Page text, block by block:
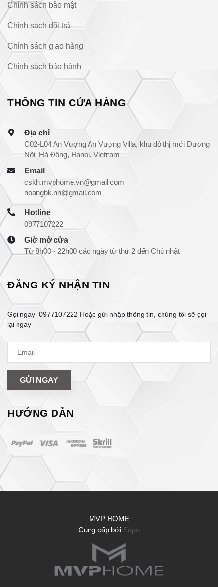
Chính sách bảo mật
Chính sách đổi trả
Chính sách giao hàng
Chính sách bảo hành
THÔNG TIN CỬA HÀNG
Địa chỉ
C02-L04 An Vượng An Vượng Villa, khu đô thị mới Dương
Nội, Hà Đông, Hanoi, Vietnam
Email
cskh.mvphome.vn@gmail.com
hoangbk.nn@gmail.com
Hotline
0977107222
Giờ mở cửa
Từ 8h00 - 22h00 các ngày từ thứ 2 đến Chủ nhật
ĐĂNG KÝ NHẬN TIN
Gọi ngay: 0977107222 Hoặc gửi nhập thông tin, chúng tôi sẽ gọi
lại ngay
GỬI NGAY
HƯỚNG DẪN
MVP HOME
Cung cấp bởi Sapo